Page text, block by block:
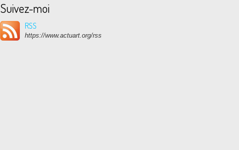
Suivez-moi
RSS
https://www.actuart.org/rss